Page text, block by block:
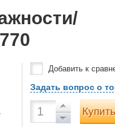
Добавить к
Задать вопрос о
Купить